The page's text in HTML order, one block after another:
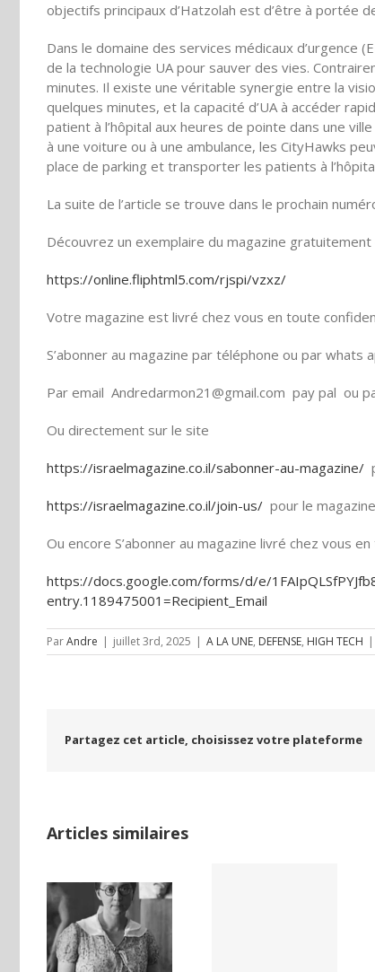
objectifs principaux d’Hatzolah est d’être à portée
Dans le domaine des services médicaux d’urgence
de la technologie UA pour sauver des vies.
minutes. Il existe une véritable synergie entre la
quelques minutes, et la capacité d’UA à accéder
patient à l’hôpital aux heures de pointe dans une
à une voiture ou à une ambulance, les CityHawks
place de parking et transporter les patients à
La suite de l’article se trouve dans le prochain
Découvrez un exemplaire du magazine gratuitement
https://online.fliphtml5.com/rjspi/vzxz/
Votre magazine est livré chez vous en toute
S’abonner au magazine par téléphone ou par
Par email Andredarmon21@gmail.com pay pal ou
Ou directement sur le site
https://israelmagazine.co.il/sabonner-au-magazine/
https://israelmagazine.co.il/join-us/ pour le
Ou encore S’abonner au magazine livré chez vous
https://docs.google.com/forms/d/e/
entry.1189475001=Recipient_Email
ParAndre | juillet 3rd, 2025 | A LA UNE, DEFENSE, HIGH TECH |
Partagez cet article, choisissez votre plateforme
Articles similaires
Netflix Field of
Dreams (1989)